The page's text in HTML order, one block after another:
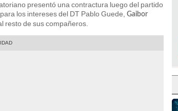
presentó una contractura luego del partido
los intereses del DT Pablo Guede, Gaibor
resto de sus compañeros.